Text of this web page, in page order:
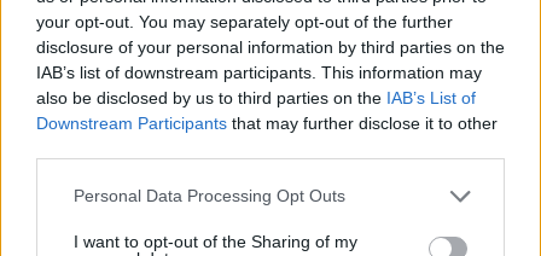
your opt-out. You may separately opt-out of the further
disclosure of your personal information by third parties on the
IAB’s list of downstream participants. This information may
also be disclosed by us to third parties on the IAB’s List of
Downstream Participants that may further disclose it to other
Please note that this website/app uses one or more Google
not limited to your visit or usage behaviour. You may click to
Personal Data Processing Opt Outs
I want to opt-out of the Sharing of my
και ο ιδιοκτήτης του beach bar στην
Πάρο: Πώς έγινε η τραγωδία
08.08.2026, 21:22 111
Games